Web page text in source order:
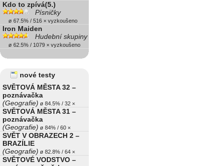
Kdo to zpívá(5.)
Písničky
ø 67.5% / 516 × vyzkoušeno
Iron Maiden
Hudební skupiny
ø 62.5% / 1079 × vyzkoušeno
nové testy
SVĚTOVÁ MĚSTA 32 –
poznávačka
(Geografie) ø 84.5% / 32 ×
SVĚTOVÁ MĚSTA 31 –
poznávačka
(Geografie) ø 84% / 60 ×
SVĚT V OBRAZECH 2 –
BRAZÍLIE
(Geografie) ø 82.8% / 64 ×
SVĚTOVÉ VODSTVO –